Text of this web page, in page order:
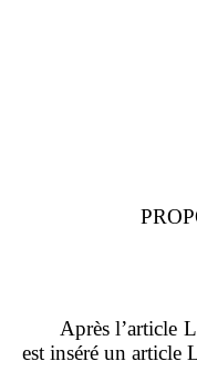
Après l’article
est inséré un article